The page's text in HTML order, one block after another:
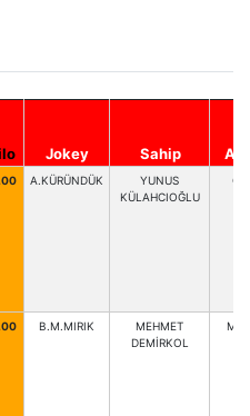
Jokey Sahip
A.KÜRÜNDÜK
YUNUS
KÜLAHCIOĞLU
B.M.MIRIK
MEHMET
DEMİRKOL